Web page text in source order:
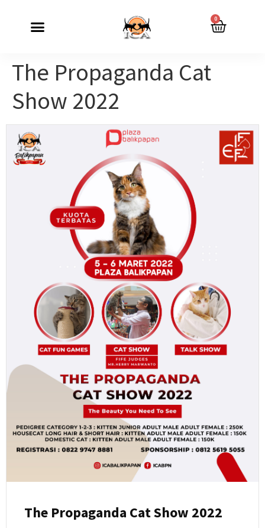
0
The Propaganda Cat
Show 2022
The Propaganda Cat Show 2022